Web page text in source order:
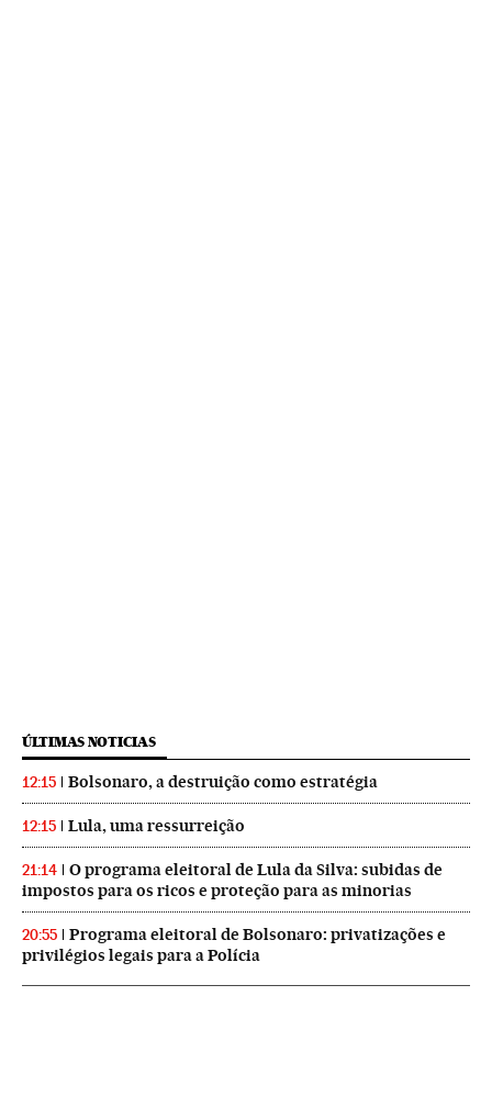
ÚLTIMAS NOTICIAS
12:15 Bolsonaro, a destruição como estratégia
12:15 Lula, uma ressurreição
21:14
O programa eleitoral de Lula da Silva: subidas de
impostos para os ricos e proteção para as minorias
20:55
Programa eleitoral de Bolsonaro: privatizações e
privilégios legais para a Polícia